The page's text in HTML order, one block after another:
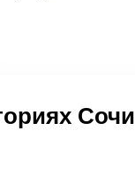
Сочи